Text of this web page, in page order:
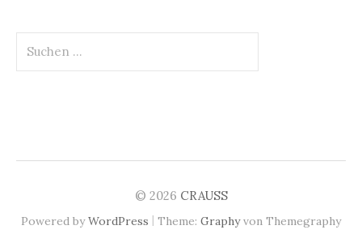
nach:
© 2026 CRAUSS
Powered byWordPress | Theme: Graphyvon Themegraphy